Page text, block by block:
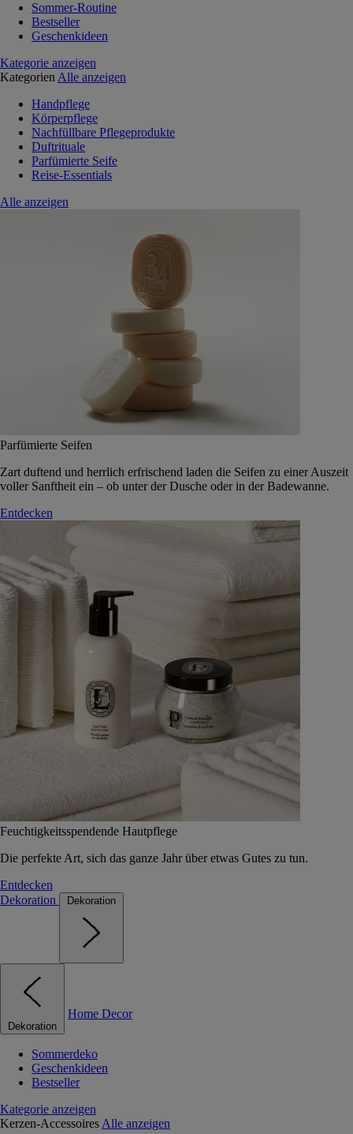
Sommer-Routine
Bestseller
Geschenkideen
Kategorie anzeigen
Kategorien Alle anzeigen
Handpflege
Körperpflege
Nachfüllbare Pflegeprodukte
Duftrituale
Parfümierte Seife
Reise-Essentials
Alle anzeigen
Parfümierte Seifen
Zart duftend und herrlich erfrischend laden die Seifen zu einer Auszeit
voller Sanftheit ein – ob unter der Dusche oder in der Badewanne.
Entdecken
Feuchtigkeitsspendende Hautpflege
Die perfekte Art, sich das ganze Jahr über etwas Gutes zu tun.
Entdecken
Dekoration
Dekoration
Dekoration
Home Decor
Sommerdeko
Geschenkideen
Bestseller
Kategorie anzeigen
Kerzen-Accessoires Alle anzeigen